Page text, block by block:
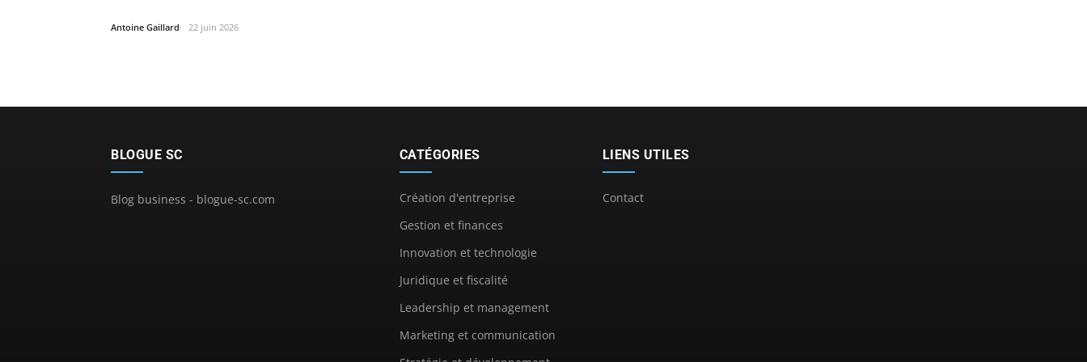
Antoine Gaillard 22 juin 2026
BLOGUE SC
Blog business - blogue-sc.com
CATÉGORIES
Création d'entreprise
Gestion et finances
Innovation et technologie
Juridique et fiscalité
Leadership et management
Marketing et communication
LIENS UTILES
Contact